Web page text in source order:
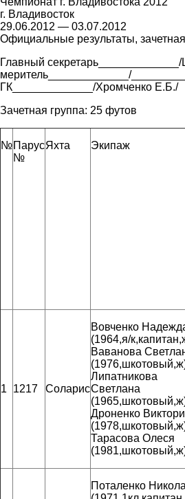
г. Владивосток
29.06.2012 — 03.07.2012
Официальные результаты,
Главный
меритель_____________/
ГК_____________/Хромченко Е.Б./
Зачетная группа: 25 футов
№Парус
№
Яхта Экипаж
1 1217 Соларис
Вовченко
(1964,я/
Ваванова
Липатникова
Светлана
Дроненко
Тарасова Олеся
Поталенко